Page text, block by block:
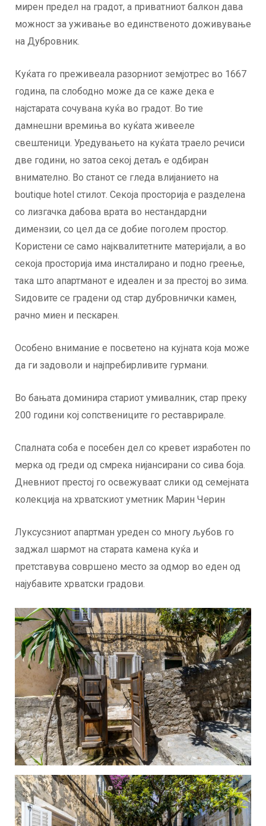
мирен предел на градот, а приватниот балкон дава
можност за уживање во единственото доживување
на Дубровник.
Куќата го преживеала разорниот земјотрес во 1667
година, па слободно може да се каже дека е
најстарата сочувана куќа во градот. Во тие
дамнешни времиња во куќата живееле
свештеници. Уредувањето на куќата траело речиси
две години, но затоа секој детаљ е одбиран
внимателно. Во станот се гледа влијанието на
boutique hotel стилот. Секоја просторија е разделена
со лизгачка дабова врата во нестандардни
димензии, со цел да се добие поголем простор.
Користени се само најквалитетните материјали, а во
секоја просторија има инсталирано и подно греење,
така што апартманот е идеален и за престој во зима.
Ѕидовите се градени од стар дубровнички камен,
рачно миен и пескарен.
Особено внимание е посветено на кујната која може
да ги задоволи и најпребирливите гурмани.
Во бањата доминира стариот умивалник, стар преку
200 години кој сопствениците го реставрирале.
Спалната соба е посебен дел со кревет изработен по
мерка од греди од смрека нијансирани со сива боја.
Дневниот престој го освежуваат слики од семејната
колекција на хрватскиот уметник Марин Черин
Луксусзниот апартман уреден со многу љубов го
заджал шармот на старата камена куќа и
претставува совршено место за одмор во еден од
најубавите хрватски градови.